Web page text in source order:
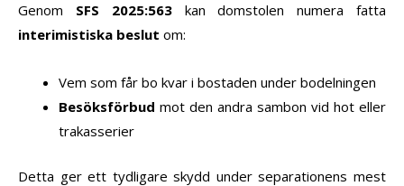
Genom SFS 2025:563kan domstolen numera fatta
interimistiska beslut om:
Vem som får bo kvar i bostaden under bodelningen
Besöksförbud mot den andra sambon vid hot eller
trakasserier
Detta ger ett tydligare skydd under separationens mest